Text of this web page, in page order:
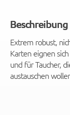
Beschreibung
Extrem robust,
Karten eignen
und für Taucher,
austauschen